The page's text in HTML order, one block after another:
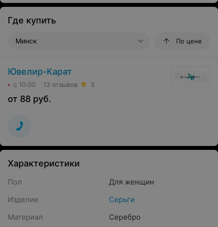
Где купить
Минск По цене
Ювелир-Карат
с 10:00 13 отзывов 5
от 88 руб.
Характеристики
Пол
Для женщин
Изделие
Серьги
Материал
Серебро